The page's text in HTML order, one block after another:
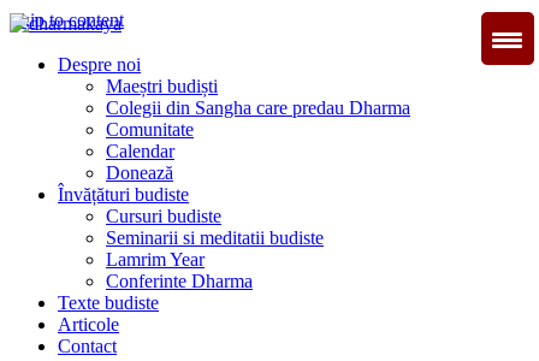
Skip to content
Dharmakaya
înțelepciune pentru viață
Despre noi
Maeștri budiști
Colegii din Sangha care predau Dharma
Comunitate
Calendar
Donează
Învățături budiste
Cursuri budiste
Seminarii si meditatii budiste
Lamrim Year
Conferinte Dharma
Texte budiste
Articole
Contact